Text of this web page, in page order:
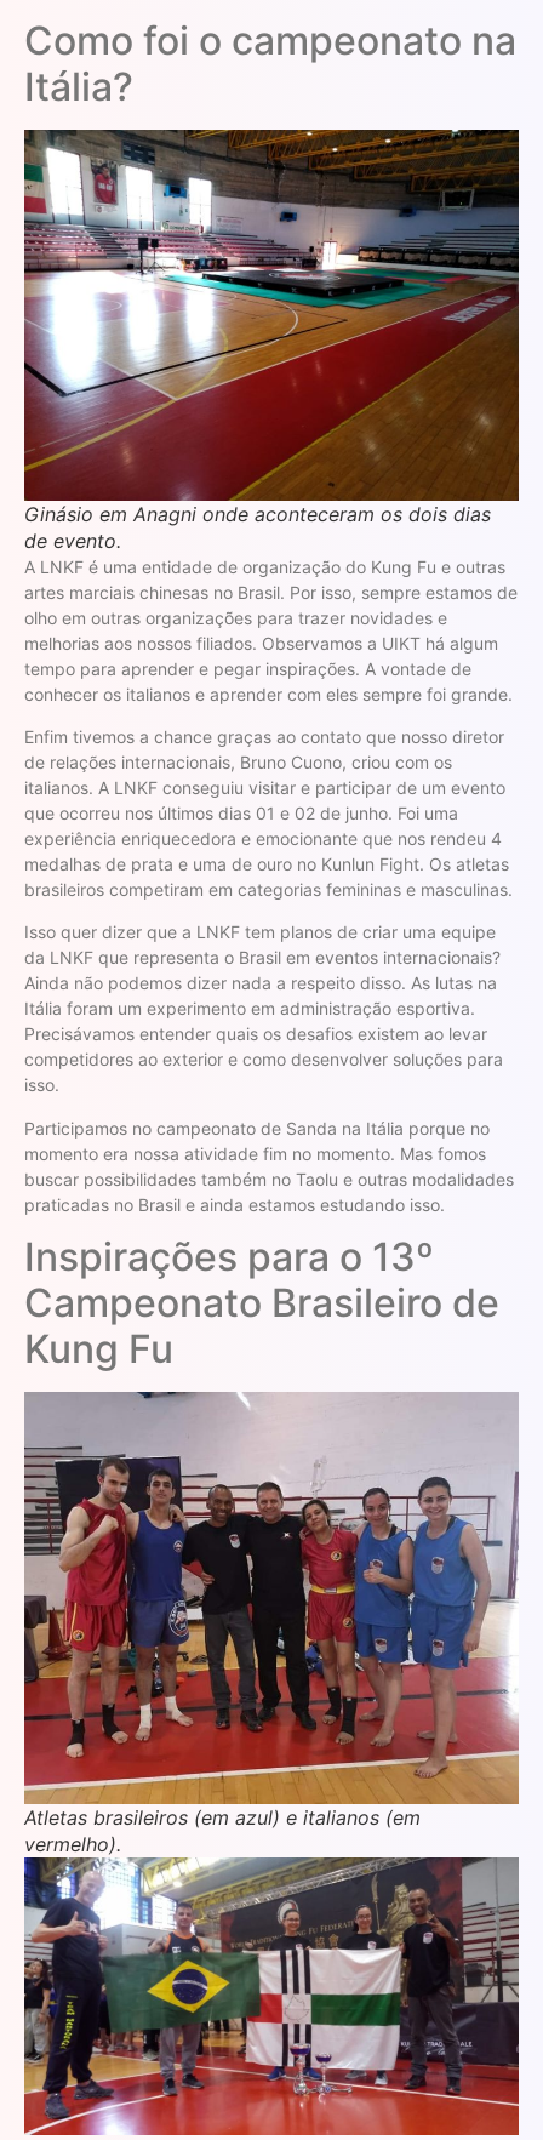
Como foi o campeonato na
Itália?
Ginásio em Anagni onde aconteceram os dois dias
de evento.
A LNKF é uma entidade de organização do Kung Fu e outras
artes marciais chinesas no Brasil. Por isso, sempre estamos de
olho em outras organizações para trazer novidades e
melhorias aos nossos filiados. Observamos a UIKT há algum
tempo para aprender e pegar inspirações. A vontade de
conhecer os italianos e aprender com eles sempre foi grande.
Enfim tivemos a chance graças ao contato que nosso diretor
de relações internacionais, Bruno Cuono, criou com os
italianos. A LNKF conseguiu visitar e participar de um evento
que ocorreu nos últimos dias 01 e 02 de junho. Foi uma
experiência enriquecedora e emocionante que nos rendeu 4
medalhas de prata e uma de ouro no Kunlun Fight. Os atletas
brasileiros competiram em categorias femininas e masculinas.
Isso quer dizer que a LNKF tem planos de criar uma equipe
da LNKF que representa o Brasil em eventos internacionais?
Ainda não podemos dizer nada a respeito disso. As lutas na
Itália foram um experimento em administração esportiva.
Precisávamos entender quais os desafios existem ao levar
competidores ao exterior e como desenvolver soluções para
isso.
Participamos no campeonato de Sanda na Itália porque no
momento era nossa atividade fim no momento. Mas fomos
buscar possibilidades também no Taolu e outras modalidades
praticadas no Brasil e ainda estamos estudando isso.
Inspirações para o 13º
Campeonato Brasileiro de
Kung Fu
Atletas brasileiros (em azul) e italianos (em
vermelho).